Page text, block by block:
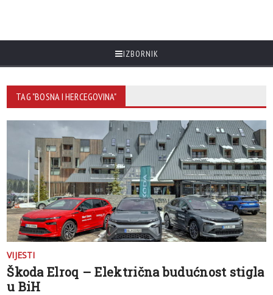
IZBORNIK
TAG "BOSNA I HERCEGOVINA"
VIJESTI
Škoda Elroq – Električna budućnost stigla
u BiH